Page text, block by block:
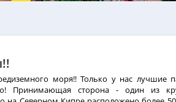
моря!! Только у нас лучшие
Принимающая сторона - один из